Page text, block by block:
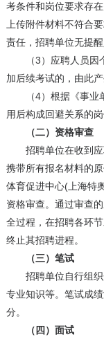
考条件和岗位要求存
上传附件材料不符合
责任，招聘单位无提醒
（3）应聘人员因个
加后续考试的，由此
（4）根据《事业单
用后构成回避关系的岗
（二）资格审查
招聘单位在收到应
携带所有报名材料的
体育促进中心(上海特
资格审查。通过审查
全过程，在招聘各环
终止其招聘进程。
（三）笔试
招聘单位自行组织
专业知识等。笔试成
分。
（四）面试